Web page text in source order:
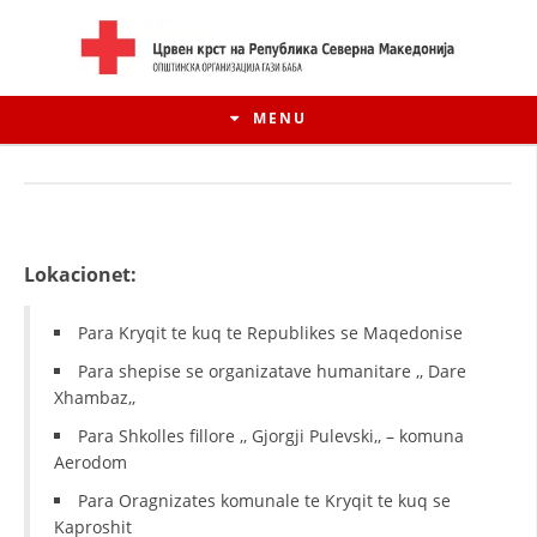
MENU
HISTORIA E LËVIZJES
HISTORIA E KRYQIT TË KUQ
Lokacionet:
Para Kryqit te kuq te Republikes se Maqedonise
Para shepise se organizatave humanitare ,, Dare
Xhambaz,,
Para Shkolles fillore ,, Gjorgji Pulevski,, – komuna
Aerodom
Para Oragnizates komunale te Kryqit te kuq se
Kaproshit